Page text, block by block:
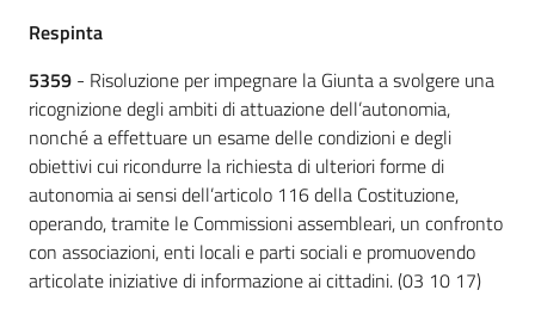
Respinta
5359 - Risoluzione per impegnare la Giunta a svolgere una
ricognizione degli ambiti di attuazione dell’autonomia,
nonché a effettuare un esame delle condizioni e degli
obiettivi cui ricondurre la richiesta di ulteriori forme di
autonomia ai sensi dell’articolo 116 della Costituzione,
operando, tramite le Commissioni assembleari, un confronto
con associazioni, enti locali e parti sociali e promuovendo
articolate iniziative di informazione ai cittadini. (03 10 17)